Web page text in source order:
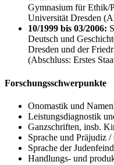
Gymnasium für Ethik/
Universität Dresden
10/1999 bis 03/2006:
Deutsch und
Dresden und der
(Abschluss: Erstes
Forschungsschwerpunkte
Onomastik und
Leistungsdiagnostik
Ganzschriften, insb.
Sprache und Präjudiz
Sprache der
Handlungs- und